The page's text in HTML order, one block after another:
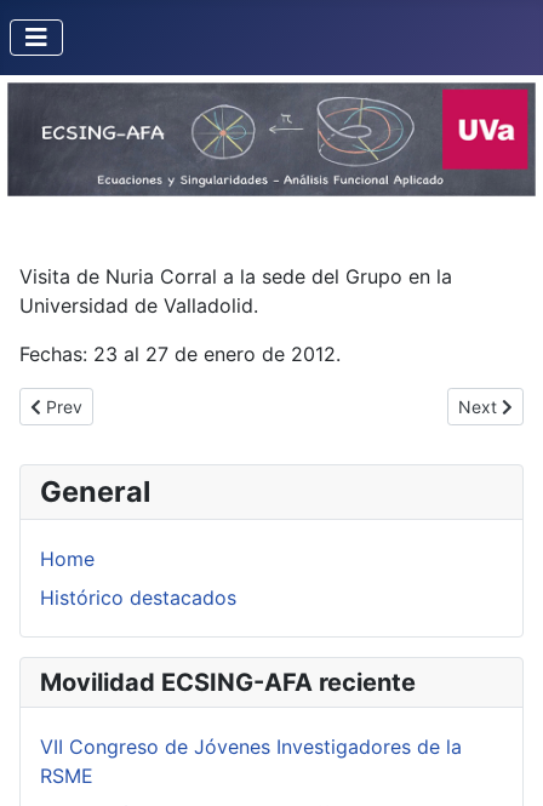
General
Home
Histórico destacados
Movilidad ECSING-AFA reciente
VII Congreso de Jóvenes Investigadores de la
RSME
Visita de Nuria Corral a la sede del Grupo en la
Universidad de Valladolid.
Fechas: 23 al 27 de enero de 2012.
Previous article: Misión de José Cano a la UNIOVI
Prev Next
Next